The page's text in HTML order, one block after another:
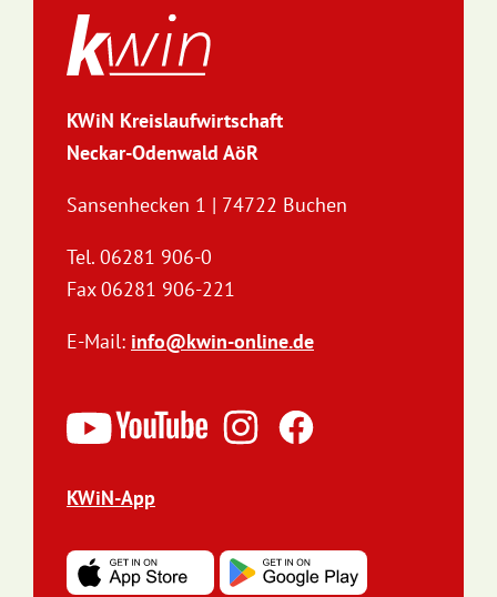
KWiN Kreislaufwirtschaft
Neckar-Odenwald AöR
Sansenhecken 1 | 74722 Buchen
Tel. 06281 906-0
Fax 06281 906-221
E-Mail: info@kwin-online.de
KWiN-App